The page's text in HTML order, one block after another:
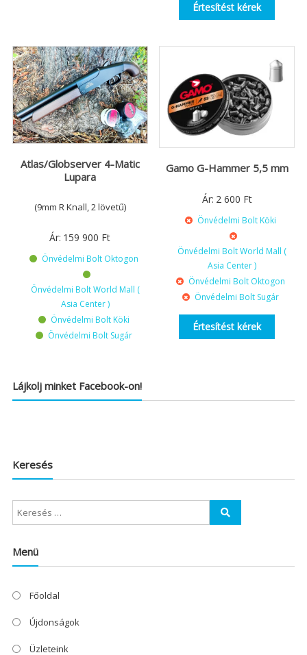
Értesítést kérek
Atlas/Globserver 4-Matic
Lupara
(9mm R Knall, 2 lövetű)
Ár: 159 900 Ft
Önvédelmi Bolt Oktogon
Önvédelmi Bolt World Mall (
Asia Center )
Önvédelmi Bolt Köki
Önvédelmi Bolt Sugár
Gamo G-Hammer 5,5 mm
Ár: 2 600 Ft
Önvédelmi Bolt Köki
Önvédelmi Bolt World Mall (
Asia Center )
Önvédelmi Bolt Oktogon
Önvédelmi Bolt Sugár
Értesítést kérek
Lájkolj minket Facebook-on!
Keresés
Menü
Főoldal
Újdonságok
Üzleteink